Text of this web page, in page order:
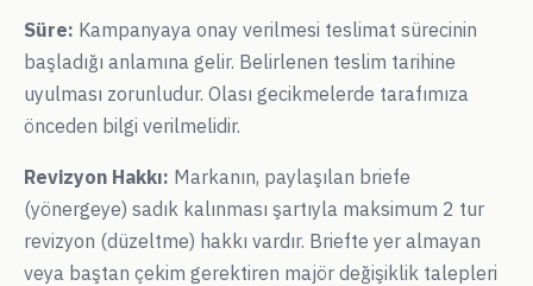
Süre: Kampanyaya onay verilmesi teslimat sürecinin
başladığı anlamına gelir. Belirlenen teslim tarihine
uyulması zorunludur. Olası gecikmelerde tarafımıza
önceden bilgi verilmelidir.
Revizyon Hakkı: Markanın, paylaşılan briefe
(yönergeye) sadık kalınması şartıyla maksimum 2 tur
revizyon (düzeltme) hakkı vardır. Briefte yer almayan
veya baştan çekim gerektiren majör değişiklik talepleri